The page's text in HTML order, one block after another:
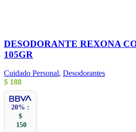
DESODORANTE REXONA
105GR
Cuidado Personal, Desodorantes
$ 188
20% :
$
150